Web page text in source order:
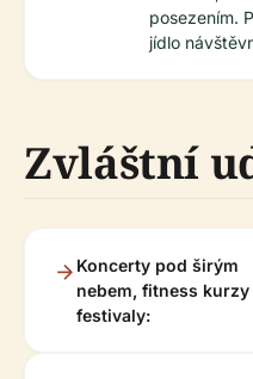
posezením.
jídlo
Zvláštní
Koncerty pod širým
nebem, fitness kurzy
festivaly: